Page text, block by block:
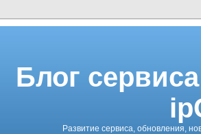
Блог
Развитие сервиса, обновления,